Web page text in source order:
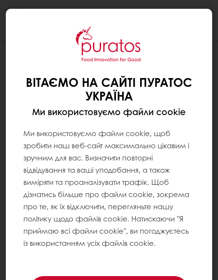
ВІТАЄМО НА САЙТІ ПУРАТОС
УКРАЇНА
Ми використовуємо файли cookie
Ми використовуємо файли cookie, щоб
зробити наш веб-сайт максимально цікавим і
зручним для вас. Визначити повторні
відвідування та ваші уподобання, а також
виміряти та проаналізувати трафік. Щоб
дізнатись більше про файли cookie, зокрема
про те, як їх відключити, перегляньте нашу
політику щодо файлів cookie. Натискаючи "Я
приймаю всі файли cookie", ви погоджуєтесь
із використанням усіх файлів cookie.